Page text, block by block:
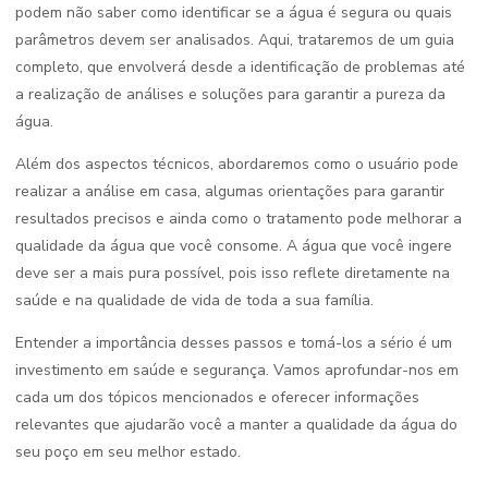
podem não saber como identificar se a água é segura ou quais
parâmetros devem ser analisados. Aqui, trataremos de um guia
completo, que envolverá desde a identificação de problemas até
a realização de análises e soluções para garantir a pureza da
água.
Além dos aspectos técnicos, abordaremos como o usuário pode
realizar a análise em casa, algumas orientações para garantir
resultados precisos e ainda como o tratamento pode melhorar a
qualidade da água que você consome. A água que você ingere
deve ser a mais pura possível, pois isso reflete diretamente na
saúde e na qualidade de vida de toda a sua família.
Entender a importância desses passos e tomá-los a sério é um
investimento em saúde e segurança. Vamos aprofundar-nos em
cada um dos tópicos mencionados e oferecer informações
relevantes que ajudarão você a manter a qualidade da água do
seu poço em seu melhor estado.